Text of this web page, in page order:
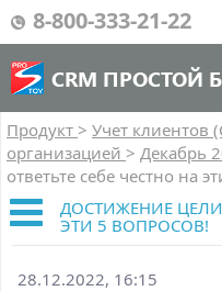
8-800-333-21-22
CRM ПРОСТОЙ
Продукт > Учет клиентов
организацией > Декабрь
ответьте себе честно на
ДОСТИЖЕНИЕ
ЭТИ 5 ВОПРОСОВ!
28.12.2022, 16:15